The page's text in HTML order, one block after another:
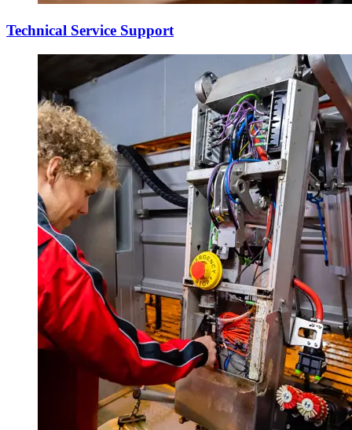
Technical Service Support